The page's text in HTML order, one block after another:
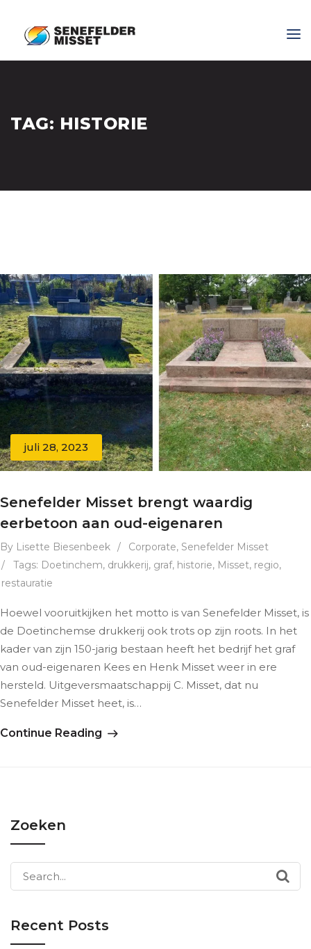
TAG: HISTORIE
juli 28, 2023
Senefelder Misset brengt waardig
eerbetoon aan oud-eigenaren
By Lisette Biesenbeek / Corporate, Senefelder Misset
/
Tags: Doetinchem, drukkerij, graf, historie, Misset, regio,
restauratie
Hoewel vooruitkijken het motto is van Senefelder Misset, is
de Doetinchemse drukkerij ook trots op zijn roots. In het
kader van zijn 150-jarig bestaan heeft het bedrijf het graf
van oud-eigenaren Kees en Henk Misset weer in ere
hersteld. Uitgeversmaatschappij C. Misset, dat nu
Senefelder Misset heet, is…
Continue Reading
Zoeken
Search
for:
Recent Posts